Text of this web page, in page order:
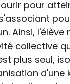
pour
Ainsi,
collective
plus seul,
d'une